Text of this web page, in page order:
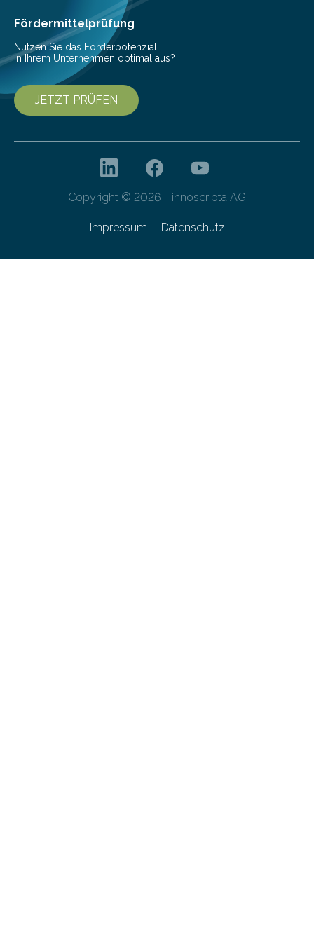
Fördermittelprüfung
Nutzen Sie das Förderpotenzial
in Ihrem Unternehmen optimal aus?
JETZT PRÜFEN
Copyright © 2026 - innoscripta AG
Impressum Datenschutz